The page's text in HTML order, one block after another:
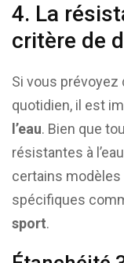
4. La
critère de
Si vous prévoyez
quotidien, il est
l’eau. Bien que
résistantes à
certains
spécifiques
sport.